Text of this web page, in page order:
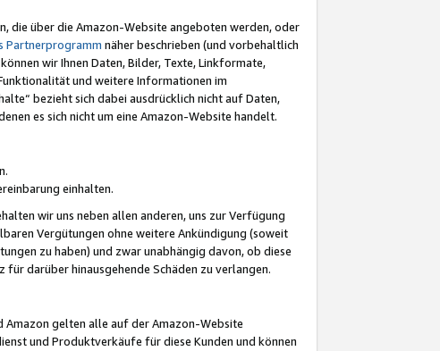
die über die Amazon-Website angeboten werden, oder
Partnerprogramm näher beschrieben (und vorbehaltlich
wir Ihnen Daten, Bilder, Texte, Linkformate,
und weitere Informationen im
bezieht sich dabei ausdrücklich nicht auf Daten,
es sich nicht um eine Amazon-Website handelt.
einhalten.
wir uns neben allen anderen, uns zur Verfügung
Vergütungen ohne weitere Ankündigung (soweit
zu haben) und zwar unabhängig davon, ob diese
darüber hinausgehende Schäden zu verlangen.
Amazon gelten alle auf der Amazon-Website
und Produktverkäufe für diese Kunden und können